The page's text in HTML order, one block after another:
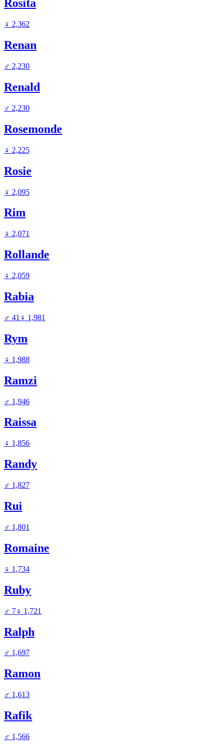
Rosita
♀ 2,362
Renan
♂ 2,230
Renald
♂ 2,230
Rosemonde
♀ 2,225
Rosie
♀ 2,095
Rim
♀ 2,071
Rollande
♀ 2,059
Rabia
♂ 41 ♀ 1,981
Rym
♀ 1,988
Ramzi
♂ 1,946
Raissa
♀ 1,856
Randy
♂ 1,827
Rui
♂ 1,801
Romaine
♀ 1,734
Ruby
♂ 7♀ 1,721
Ralph
♂ 1,697
Ramon
♂ 1,613
Rafik
♂ 1,566